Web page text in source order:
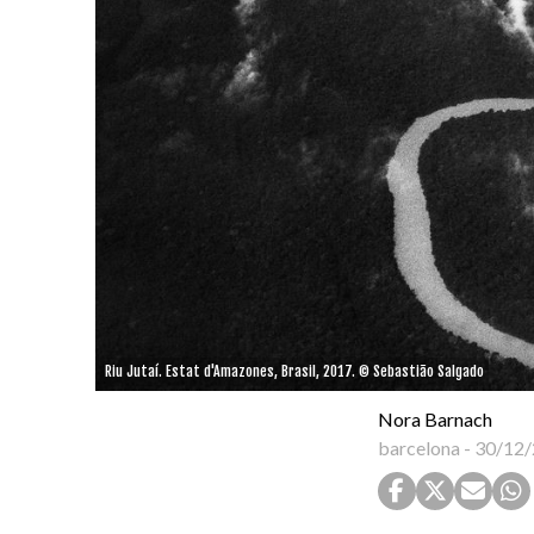
Riu Jutaí. Estat d'Amazones, Brasil, 2017. © Sebastião Salgado
Nora Barnach
barcelona - 30/